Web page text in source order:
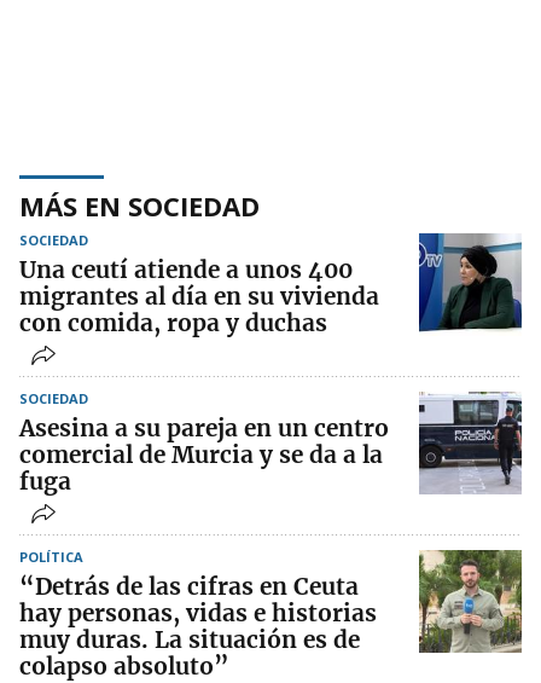
MÁS EN SOCIEDAD
SOCIEDAD
Una ceutí atiende a unos 400
migrantes al día en su vivienda
con comida, ropa y duchas
SOCIEDAD
Asesina a su pareja en un centro
comercial de Murcia y se da a la
fuga
POLÍTICA
“Detrás de las cifras en Ceuta
hay personas, vidas e historias
muy duras. La situación es de
colapso absoluto”